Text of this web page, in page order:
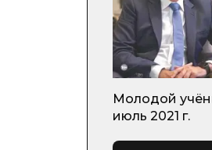
Молодой
июль 2021 г.